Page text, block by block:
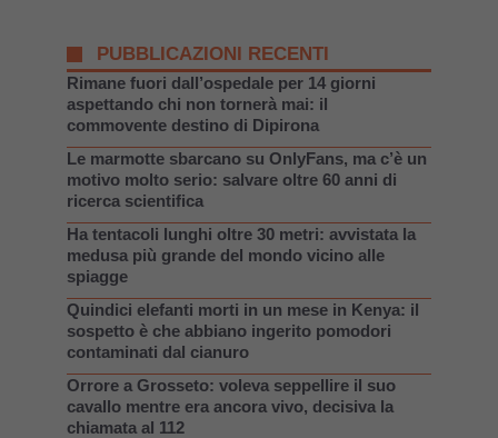
PUBBLICAZIONI RECENTI
Rimane fuori dall’ospedale per 14 giorni
aspettando chi non tornerà mai: il
commovente destino di Dipirona
Le marmotte sbarcano su OnlyFans, ma c’è un
motivo molto serio: salvare oltre 60 anni di
ricerca scientifica
Ha tentacoli lunghi oltre 30 metri: avvistata la
medusa più grande del mondo vicino alle
spiagge
Quindici elefanti morti in un mese in Kenya: il
sospetto è che abbiano ingerito pomodori
contaminati dal cianuro
Orrore a Grosseto: voleva seppellire il suo
cavallo mentre era ancora vivo, decisiva la
chiamata al 112